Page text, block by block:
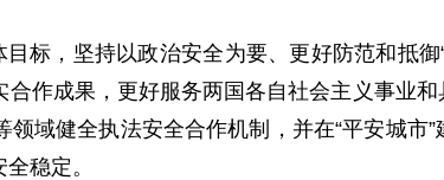
标，坚持以政治安全为要、更好防范和抵
作成果，更好服务两国各自社会主义事业
域健全执法安全合作机制，并在“平安城市
稳定。